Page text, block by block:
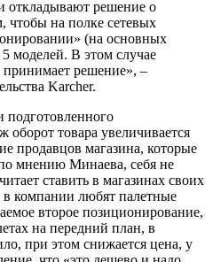
откладывают решение о
на полке сетевых
(на основных
моделей. В этом случае
принимает решение», –
Karcher.
оборот товара увеличивается
продавцов магазина, которые
мнению Минаева, себя не
ставить в магазинах своих
в компании любят палетные
второе позиционирование,
на передний план, в
при этом снижается цена, у